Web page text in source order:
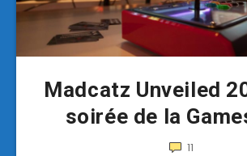
Madcatz Unveiled
soirée de la
11